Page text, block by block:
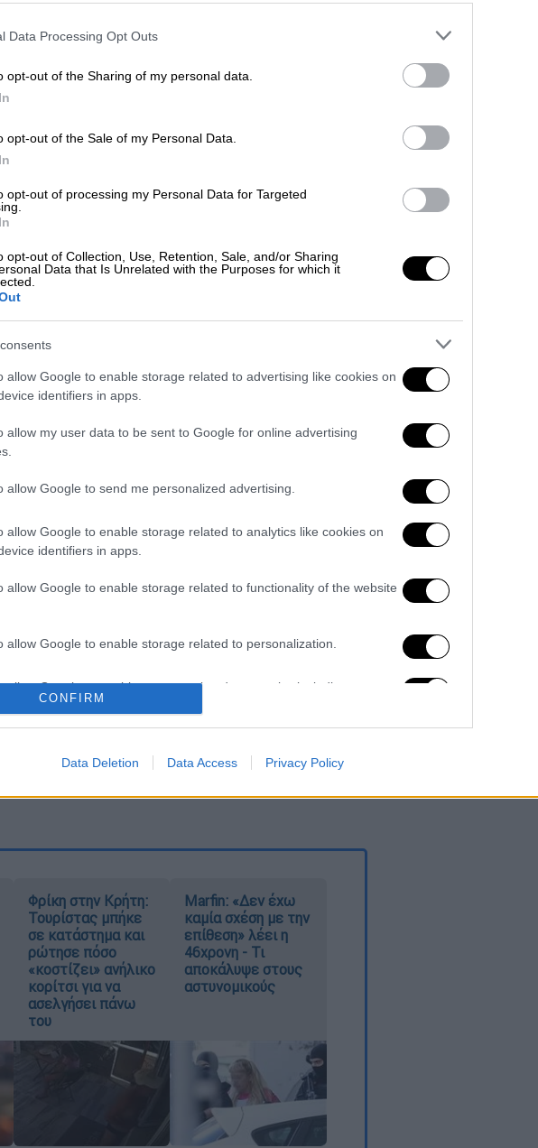
Data Processing Opt Outs
opt-out of the Sharing of my personal data.
opt-out of the Sale of my Personal Data.
opt-out of processing my Personal Data for Targeted
opt-out of Collection, Use, Retention, Sale, and/or Sharing
Data that Is Unrelated with the Purposes for which it
allow Google to enable storage related to advertising like cookies on
identifiers in apps.
allow my user data to be sent to Google for online advertising
allow Google to send me personalized advertising.
allow Google to enable storage related to analytics like cookies on
identifiers in apps.
allow Google to enable storage related to functionality of the website
allow Google to enable storage related to personalization.
allow Google to enable storage related to security, including
functionality and fraud prevention, and other user protection.
CONFIRM
Data Deletion Data Access Privacy Policy
το ΕΘΝΟΣ στη Google
γιο της, διαμέλισε το
στην επαρχία
να ολοκληρωθεί η ακρόαση
έκοψε το σώμα του σε κομμάτια και
με τα αιγυπτιακά μέσα
στην επαρχία Sharqiya όπου ζει η
έγκλημά της.
δικαστήριο του Zagazigτο
και κατά τη διάρκεια της
να εμποδίσει τον πρώην σύζυγό της,
του να της πάρουν το παιδί ή να
το οξυγόνο στο υποβρύχιο που
το σημείο όπου βρέθηκε η σορός -
της
Πήρε έναν ύπνο έχοντας τον Τσάρο
για τον Λένιν…
Facebook και WhatsApp - Τις
το 2023
που δεν έχουν δηλωθεί στην εφορία
Φρίκη στην Κρήτη:
Τουρίστας μπήκε
σε κατάστημα και
ρώτησε πόσο
«κοστίζει» ανήλικο
κορίτσι για να
ασελγήσει πάνω
του
Marfin: «Δεν έχω
καμία σχέση με την
επίθεση» λέει η
46χρονη - Τι
αποκάλυψε στους
αστυνομικούς